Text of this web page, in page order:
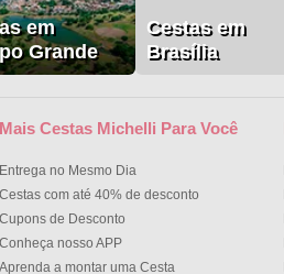
em
Grande
Cestas em
Brasília
Mais Cestas Michelli Para Você
Entrega no Mesmo Dia
Cestas com até 40% de desconto
Cupons de Desconto
Conheça nosso APP
Aprenda a montar uma Cesta